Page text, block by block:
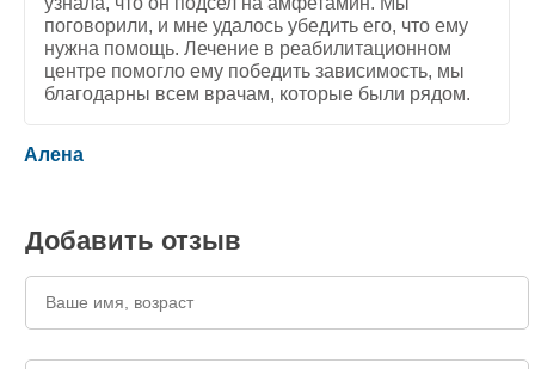
поговорили, и мне удалось убедить его, что ему
нужна помощь. Лечение в реабилитационном
центре помогло ему победить зависимость, мы
благодарны всем врачам, которые были рядом.
Алена
Добавить отзыв